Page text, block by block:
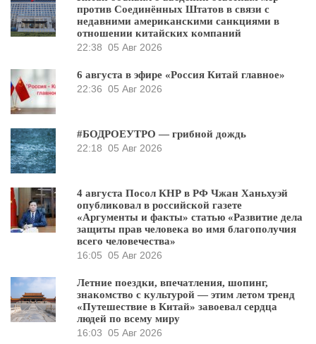
против Соединённых Штатов в связи с
недавними американскими санкциями в
отношении китайских компаний
22:38 05 Авг 2026
6 августа в эфире «Россия Китай главное»
22:36 05 Авг 2026
#БОДРОЕУТРО — грибной дождь
22:18 05 Авг 2026
4 августа Посол КНР в РФ Чжан Ханьхуэй
опубликовал в российской газете
«Аргументы и факты» статью «Развитие дела
защиты прав человека во имя благополучия
всего человечества»
16:05 05 Авг 2026
Летние поездки, впечатления, шопинг,
знакомство с культурой — этим летом тренд
«Путешествие в Китай» завоевал сердца
людей по всему миру
16:03 05 Авг 2026